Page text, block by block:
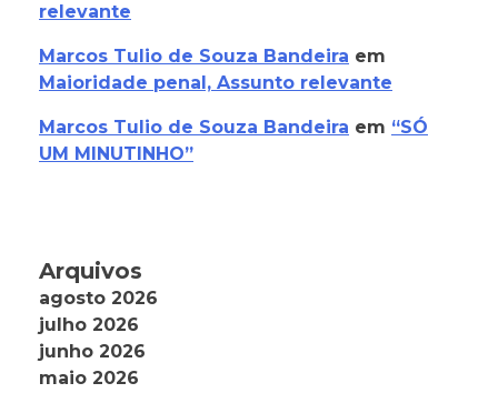
relevante
Marcos Tulio de Souza Bandeira em
Maioridade penal, Assunto relevante
Marcos Tulio de Souza Bandeira em “SÓ
UM MINUTINHO”
Arquivos
agosto 2026
julho 2026
junho 2026
maio 2026